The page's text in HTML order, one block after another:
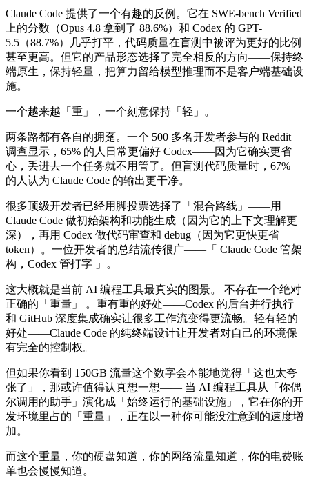
Claude Code 提供了一个有趣的反例。它在 SWE-bench Verified
上的分数（Opus 4.8 拿到了 88.6%）和 Codex 的 GPT-
5.5（88.7%）几乎打平，代码质量在盲测中被评为更好的比例
甚至更高。但它的产品形态选择了完全相反的方向——保持终
端原生，保持轻量，把算力留给模型推理而不是客户端基础设
施。
一个越来越「重」，一个刻意保持「轻」。
两条路都有各自的拥趸。一个 500 多名开发者参与的 Reddit
调查显示，65% 的人日常更偏好 Codex——因为它确实更省
心，丢进去一个任务就不用管了。但盲测代码质量时，67%
的人认为 Claude Code 的输出更干净。
很多顶级开发者已经用脚投票选择了「混合路线」——用
Claude Code 做初始架构和功能生成（因为它的上下文理解更
深），再用 Codex 做代码审查和 debug（因为它更快更省
token）。一位开发者的总结流传很广——「 Claude Code 管架
构，Codex 管打字 」。
这大概就是当前 AI 编程工具最真实的图景。 不存在一个绝对
正确的「重量」 。重有重的好处——Codex 的后台并行执行
和 GitHub 深度集成确实让很多工作流变得更流畅。轻有轻的
好处——Claude Code 的纯终端设计让开发者对自己的环境保
有完全的控制权。
但如果你看到 150GB 流量这个数字会本能地觉得「这也太夸
张了」，那或许值得认真想一想—— 当 AI 编程工具从「你偶
尔调用的助手」演化成「始终运行的基础设施」，它在你的开
发环境里占的「重量」，正在以一种你可能没注意到的速度增
加。
而这个重量，你的硬盘知道，你的网络流量知道，你的电费账
单也会慢慢知道。